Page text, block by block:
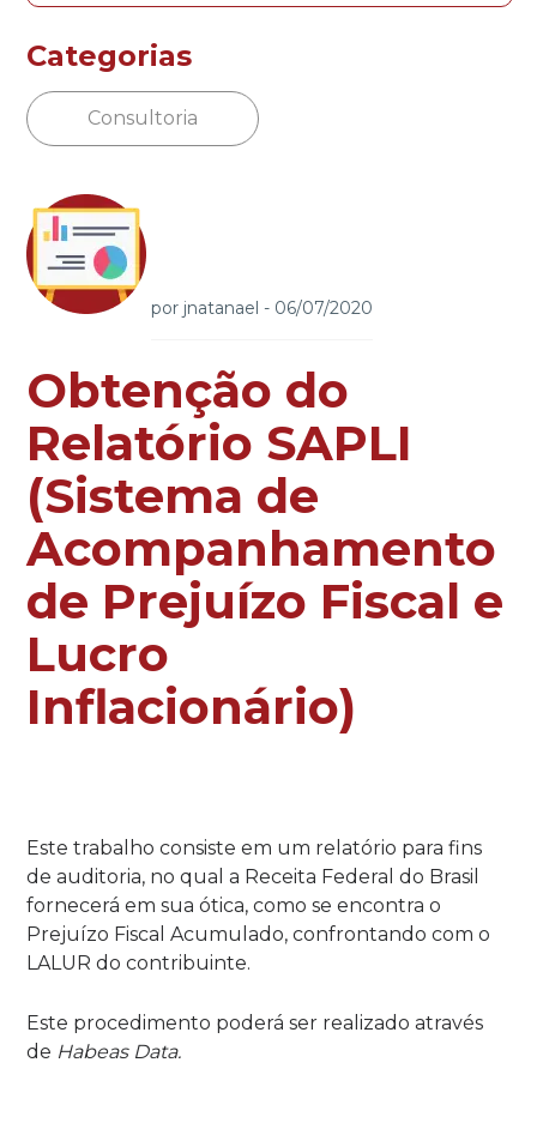
Categorias
Consultoria
por jnatanael - 06/07/2020
Obtenção do
Relatório SAPLI
(Sistema de
Acompanhamento
de Prejuízo Fiscal e
Lucro
Inflacionário)
Este trabalho consiste em um relatório para fins
de auditoria, no qual a Receita Federal do Brasil
fornecerá em sua ótica, como se encontra o
Prejuízo Fiscal Acumulado, confrontando com o
LALUR do contribuinte.
Este procedimento poderá ser realizado através
de Habeas Data.